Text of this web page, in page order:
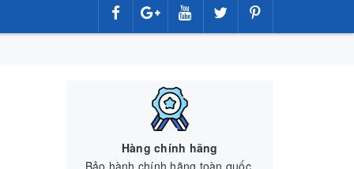
Hàng chính hãng
Bảo hành chính hãng toàn quốc.